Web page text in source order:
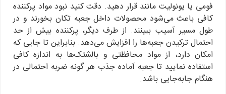
فومی یا یونولیت مانند قرار دهید. دقت کنید نبود مواد پرکننده
کافی باعث می‌شود محصولات داخل جعبه تکان بخورند و در
طول مسیر آسیب ببینند. از طرف دیگر، پرکننده بیش از حد
احتمال ترکیدن جعبه‌ها را افزایش می‌دهد. بنابراین تا جایی که
امکان دارد، از مواد محافظتی و بالشتک‌ها به اندازه کافی
استفاده نمایید تا جعبه آماده جذب هر گونه ضربه احتمالی در
هنگام جابه‌جایی باشد.